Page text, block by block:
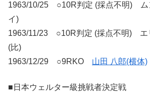
1963/10/25 ○10R判定 (採点不明) ム
イ)
1963/11/23 ○10R判定 (採点不明) エ
(比)
1963/12/29 ○9RKO 山田 八郎(横体)
■日本ウェルター級挑戦者決定戦